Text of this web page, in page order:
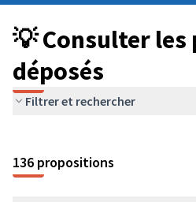
💡 Consulter
déposés
Filtrer et rechercher
136 propositions